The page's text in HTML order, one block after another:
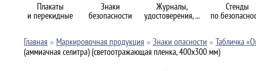
Плакаты
и перекидные
Знаки
безопасности
Журналы,
удостоверения, ...
Стенды
по
Главная Маркировочная продукция Знаки опасности Табличка
(аммиачная селитра) (светоотражающая пленка, 400х300 мм)